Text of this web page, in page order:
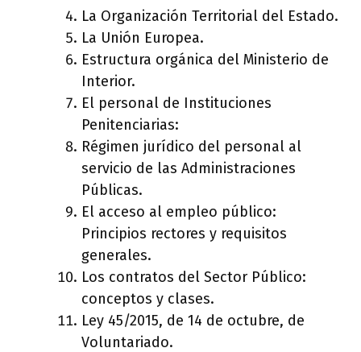
La Organización Territorial del Estado.
La Unión Europea.
Estructura orgánica del Ministerio de
Interior.
El personal de Instituciones
Penitenciarias:
Régimen jurídico del personal al
servicio de las Administraciones
Públicas.
El acceso al empleo público:
Principios rectores y requisitos
generales.
Los contratos del Sector Público:
conceptos y clases.
Ley 45/2015, de 14 de octubre, de
Voluntariado.